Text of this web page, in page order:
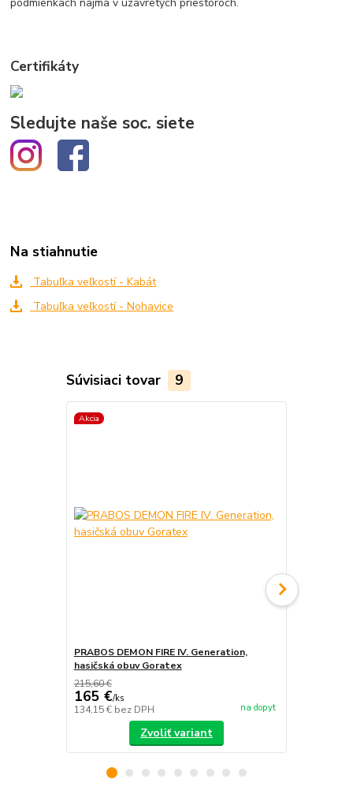
Certifikáty
Sledujte naše soc. siete
Na stiahnutie
Tabuľka veľkostí - Kabát
Tabuľka veľkostí - Nohavice
Súvisiaci tovar 9
Akcia
PRABOS DEMON FIRE IV. Generation,
hasičská obuv Goratex
215,60 €
165 €/ks
134,15 € bez DPH na dopyt
Zvoliť variant